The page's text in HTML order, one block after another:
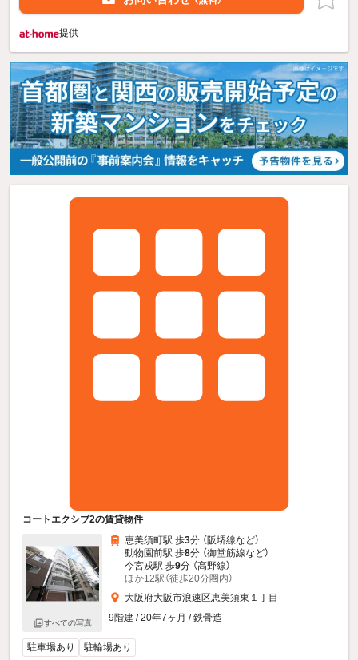
提供
コートエクシブ2の賃貸物件
すべての写真
恵美須町駅 歩3分 （阪堺線など）
動物園前駅 歩8分 （御堂筋線など）
今宮戎駅 歩9分 （高野線）
ほか12駅（徒歩20分圏内）
大阪府大阪市浪速区恵美須東１丁目
9階建 / 20年7ヶ月 / 鉄骨造
駐車場あり 駐輪場あり